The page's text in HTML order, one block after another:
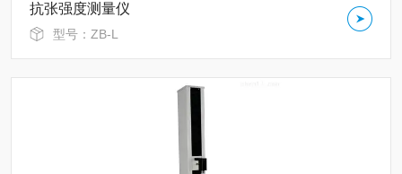
抗张强度测量仪
型号：ZB-L